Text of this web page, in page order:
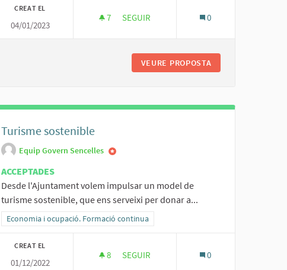
I PERSONES AUTÒNOMES DE LA WEB MUNICIPAL I LA WEB
CATÀLEG D'EMPRESES I PERSONES AUTÒNOMES DE LA WEB
CREAT EL
04/01/2023
7 7 SEGUIDORES
SEGUIR 0
VEURE PROPOSTA
Turisme sostenible
Equip Govern Sencelles
ACCEPTADES
Desde l'Ajuntament volem impulsar un model de
turisme sostenible, que ens serveixi per donar a...
Resultats al filtrar per la categoria: Economia i ocupació. Formació continua
Economia i ocupació. Formació continua
CREAT EL
01/12/2022
8 8 SEGUIDORES
SEGUIR 0